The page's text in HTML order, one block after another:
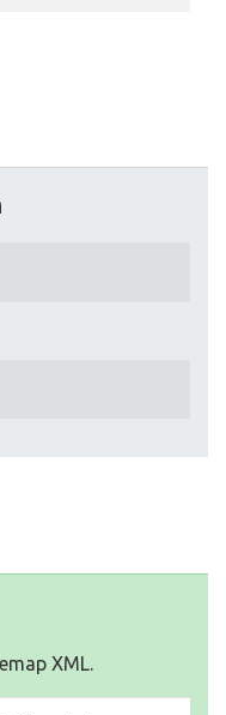
XML.